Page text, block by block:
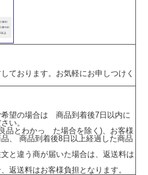
ております。お気軽にお申しつけく
望の場合は 商品到着後7日以内に
い。
品とわかっ た場合を除く)、お客様
、 商品到着後8日以上経過した商品
と違う商が届いた場合は、返送料は
返送料はお客様負担となります。